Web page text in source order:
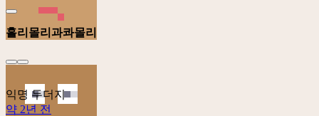
홀리몰리과콰몰리
익명 두더지
약 2년 전